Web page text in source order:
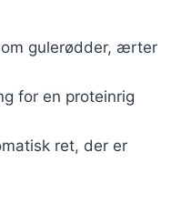
gulerødder, ærter
for en proteinrig
ret, der er